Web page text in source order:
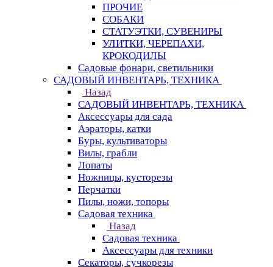
ПРОЧИЕ
СОБАКИ
СТАТУЭТКИ, СУВЕНИРЫ
УЛИТКИ, ЧЕРЕПАХИ,
КРОКОДИЛЫ
Садовые фонари, светильники
САДОВЫЙ ИНВЕНТАРЬ, ТЕХНИКА
Назад
САДОВЫЙ ИНВЕНТАРЬ, ТЕХНИКА
Аксессуары для сада
Аэраторы, катки
Буры, культиваторы
Вилы, грабли
Лопаты
Ножницы, кусторезы
Перчатки
Пилы, ножи, топоры
Садовая техника
Назад
Садовая техника
Аксессуары для техники
Секаторы, сучкорезы